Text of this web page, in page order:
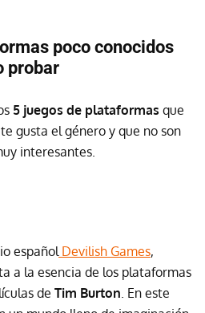
poco conocidos
probar
5 juegos de plataformas que
gusta el género y que no son
interesantes.
español Devilish Games,
a la esencia de los plataformas
de Tim Burton . En este